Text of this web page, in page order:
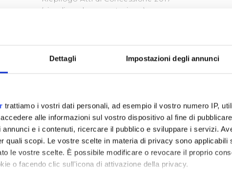
Dettagli Impostazioni degli annunci
trattiamo i vostri dati personali, ad esempio il vostro numero IP,
alle informazioni sul vostro dispositivo al fine di
e i contenuti, ricercare il pubblico e sviluppare i servizi.
quali scopi. Le vostre scelte in materia di privacy sono applicabili
le vostre scelte. È possibile modificare o revocare il proprio
o facendo clic sull'icona di attivazione della privacy.
(visualizza documentazione)
« prima … 2 3 4 5